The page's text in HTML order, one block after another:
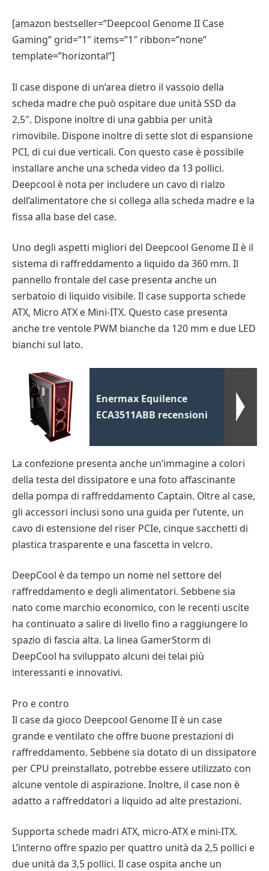
[amazon bestseller=”Deepcool Genome II Case
Gaming” grid=”1″ items=”1″ ribbon=”none”
template=”horizontal”]
Il case dispone di un’area dietro il vassoio della
scheda madre che può ospitare due unità SSD da
2,5″. Dispone inoltre di una gabbia per unità
rimovibile. Dispone inoltre di sette slot di espansione
PCI, di cui due verticali. Con questo case è possibile
installare anche una scheda video da 13 pollici.
Deepcool è nota per includere un cavo di rialzo
dell’alimentatore che si collega alla scheda madre e la
fissa alla base del case.
Uno degli aspetti migliori del Deepcool Genome II è il
sistema di raffreddamento a liquido da 360 mm. Il
pannello frontale del case presenta anche un
serbatoio di liquido visibile. Il case supporta schede
ATX, Micro ATX e Mini-ITX. Questo case presenta
anche tre ventole PWM bianche da 120 mm e due LED
bianchi sul lato.
Enermax Equilence
ECA3511ABB recensioni
La confezione presenta anche un’immagine a colori
della testa del dissipatore e una foto affascinante
della pompa di raffreddamento Captain. Oltre al case,
gli accessori inclusi sono una guida per l’utente, un
cavo di estensione del riser PCIe, cinque sacchetti di
plastica trasparente e una fascetta in velcro.
DeepCool è da tempo un nome nel settore del
raffreddamento e degli alimentatori. Sebbene sia
nato come marchio economico, con le recenti uscite
ha continuato a salire di livello fino a raggiungere lo
spazio di fascia alta. La linea GamerStorm di
DeepCool ha sviluppato alcuni dei telai più
interessanti e innovativi.
Pro e contro
Il case da gioco Deepcool Genome II è un case
grande e ventilato che offre buone prestazioni di
raffreddamento. Sebbene sia dotato di un dissipatore
per CPU preinstallato, potrebbe essere utilizzato con
alcune ventole di aspirazione. Inoltre, il case non è
adatto a raffreddatori a liquido ad alte prestazioni.
Supporta schede madri ATX, micro-ATX e mini-ITX.
L’interno offre spazio per quattro unità da 2,5 pollici e
due unità da 3,5 pollici. Il case ospita anche un